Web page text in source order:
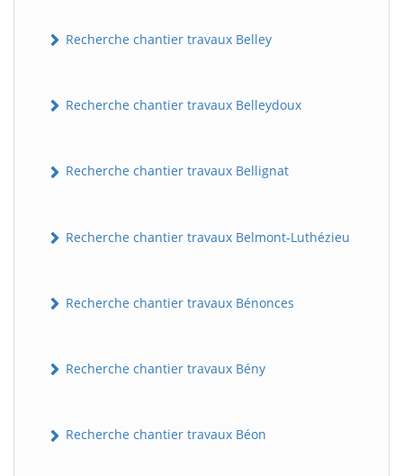
Recherche chantier travaux Belley
Recherche chantier travaux Belleydoux
Recherche chantier travaux Bellignat
Recherche chantier travaux Belmont-Luthézieu
Recherche chantier travaux Bénonces
Recherche chantier travaux Bény
Recherche chantier travaux Béon